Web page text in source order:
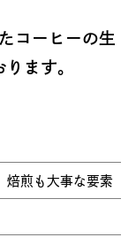
コーヒーの生
ます。
焙煎も大事な要素